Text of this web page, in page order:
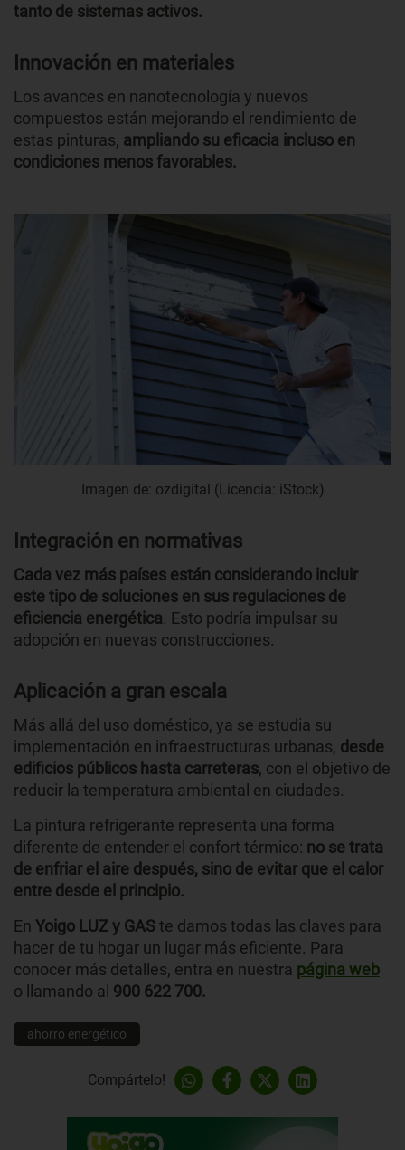
tanto de sistemas activos.
Innovación en materiales
Los avances en nanotecnología y nuevos
compuestos están mejorando el rendimiento de
estas pinturas, ampliando su eficacia incluso en
condiciones menos favorables.
Imagen de: ozdigital (Licencia: iStock)
Integración en normativas
Cada vez más países están considerando incluir
este tipo de soluciones en sus regulaciones de
eficiencia energética. Esto podría impulsar su
adopción en nuevas construcciones.
Aplicación a gran escala
Más allá del uso doméstico, ya se estudia su
implementación en infraestructuras urbanas, desde
edificios públicos hasta carreteras, con el objetivo de
reducir la temperatura ambiental en ciudades.
La pintura refrigerante representa una forma
diferente de entender el confort térmico: no se trata
de enfriar el aire después, sino de evitar que el calor
entre desde el principio.
En Yoigo LUZ y GASte damos todas las claves para
hacer de tu hogar un lugar más eficiente. Para
conocer más detalles, entra en nuestra página web
o llamando al 900 622 700.
ahorro energético
Compártelo!